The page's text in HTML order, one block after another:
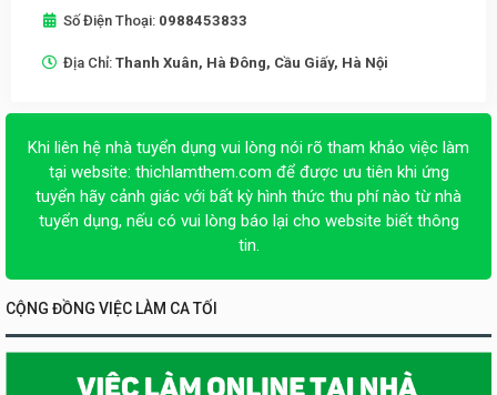
Số Điện Thoại: 0988453833
Địa Chỉ: Thanh Xuân, Hà Đông, Cầu Giấy, Hà Nội
Khi liên hệ nhà tuyển dụng vui lòng nói rõ tham khảo việc làm
tại website: thichlamthem.com để được ưu tiên khi ứng
tuyển hãy cảnh giác với bất kỳ hình thức thu phí nào từ nhà
tuyển dụng, nếu có vui lòng báo lại cho website biết thông
tin.
CỘNG ĐỒNG VIỆC LÀM CA TỐI